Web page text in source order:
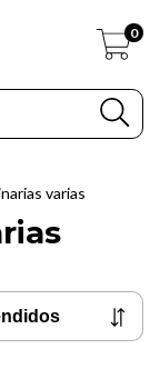
0
varias